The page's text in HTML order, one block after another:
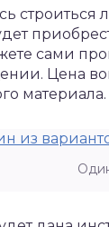
строиться
сами
Цена
материала.